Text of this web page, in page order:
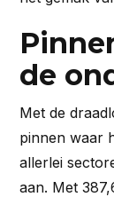
de
Met de
pinnen waar
allerlei
aan. Met